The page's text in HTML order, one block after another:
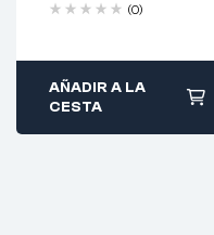
(0)
AÑADIR A LA
CESTA